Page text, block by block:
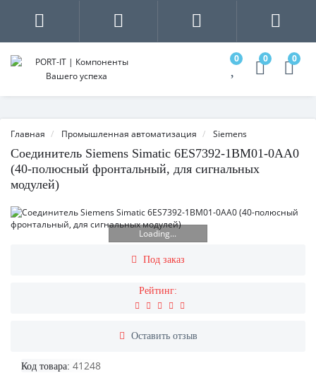
0 0 0
Главная Промышленная автоматизация Siemens
Соединитель Siemens Simatic 6ES7392-1BM01-0AA0
(40-полюсный фронтальный, для сигнальных
модулей)
Loading...
Под заказ
Рейтинг:
Оставить отзыв
Код товара: 41248